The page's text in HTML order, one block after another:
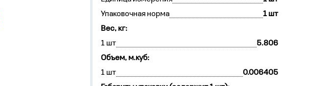
Упаковочная норма
1 шт
Вес, кг:
1 шт
5.806
Объем, м.куб:
1 шт
0.006405